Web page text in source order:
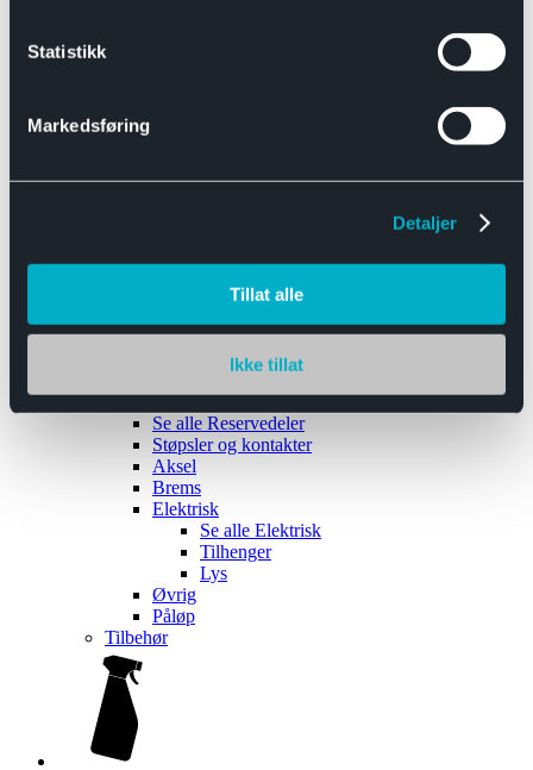
Statistikk
Markedsføring
Detaljer
Tillat alle
Ikke tillat
Båthengere
Reservedeler
Se alle Reservedeler
Støpsler og kontakter
Aksel
Brems
Elektrisk
Se alle Elektrisk
Tilhenger
Lys
Øvrig
Påløp
Tilbehør